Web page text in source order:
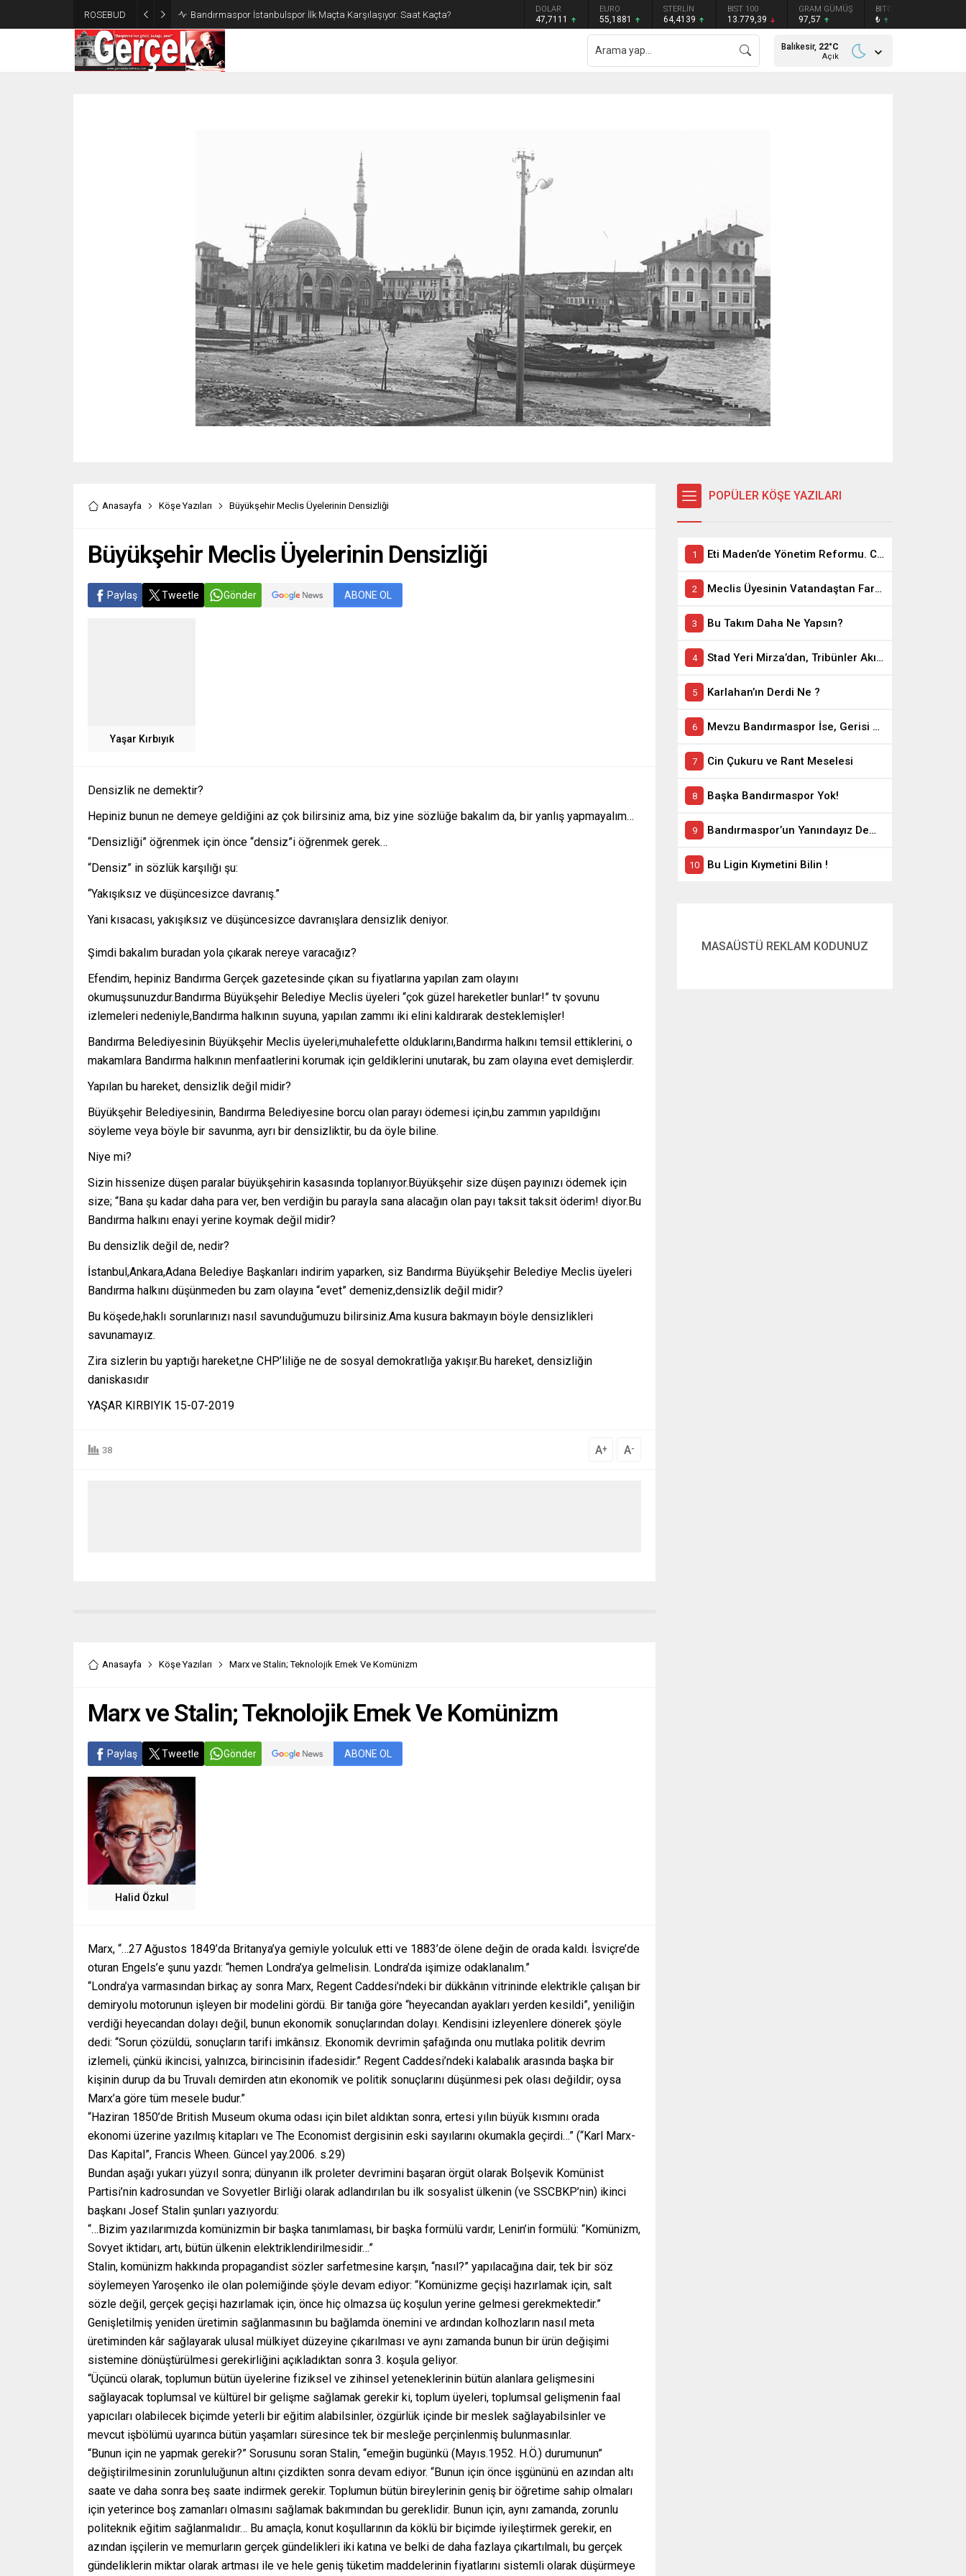
ROSEBUD Bandırmaspor İstanbulspor İlk Maçta Karşılaşıyor. Saat Kaçta? DOLAR
47,7111
EURO
55,1881
STERLİN
64,4139
BIST 100
13.779,39
GRAM GÜMÜŞ
97,57
BITCOIN
₺
Balıkesir, 22°C
Açık
Anasayfa Köşe Yazıları Büyükşehir Meclis Üyelerinin Densizliği
Büyükşehir Meclis Üyelerinin Densizliği
Paylaş Tweetle Gönder ABONE OL
Yaşar Kırbıyık
Densizlik ne demektir?
Hepiniz bunun ne demeye geldiğini az çok bilirsiniz ama, biz yine sözlüğe bakalım da, bir yanlış yapmayalım…
“Densizliği” öğrenmek için önce “densiz”i öğrenmek gerek…
“Densiz” in sözlük karşılığı şu:
“Yakışıksız ve düşüncesizce davranış.”
Yani kısacası, yakışıksız ve düşüncesizce davranışlara densizlik deniyor.
Şimdi bakalım buradan yola çıkarak nereye varacağız?
Efendim, hepiniz Bandırma Gerçek gazetesinde çıkan su fiyatlarına yapılan zam olayını
okumuşsunuzdur.Bandırma Büyükşehir Belediye Meclis üyeleri “çok güzel hareketler bunlar!” tv şovunu
izlemeleri nedeniyle,Bandırma halkının suyuna, yapılan zammı iki elini kaldırarak desteklemişler!
Bandırma Belediyesinin Büyükşehir Meclis üyeleri,muhalefette olduklarını,Bandırma halkını temsil ettiklerini, o
makamlara Bandırma halkının menfaatlerini korumak için geldiklerini unutarak, bu zam olayına evet demişlerdir.
Yapılan bu hareket, densizlik değil midir?
Büyükşehir Belediyesinin, Bandırma Belediyesine borcu olan parayı ödemesi için,bu zammın yapıldığını
söyleme veya böyle bir savunma, ayrı bir densizliktir, bu da öyle biline.
Niye mi?
Sizin hissenize düşen paralar büyükşehirin kasasında toplanıyor.Büyükşehir size düşen payınızı ödemek için
size; “Bana şu kadar daha para ver, ben verdiğin bu parayla sana alacağın olan payı taksit taksit öderim! diyor.Bu
Bandırma halkını enayi yerine koymak değil midir?
Bu densizlik değil de, nedir?
İstanbul,Ankara,Adana Belediye Başkanları indirim yaparken, siz Bandırma Büyükşehir Belediye Meclis üyeleri
Bandırma halkını düşünmeden bu zam olayına “evet” demeniz,densizlik değil midir?
Bu köşede,haklı sorunlarınızı nasıl savunduğumuzu bilirsiniz.Ama kusura bakmayın böyle densizlikleri
savunamayız.
Zira sizlerin bu yaptığı hareket,ne CHP’liliğe ne de sosyal demokratlığa yakışır.Bu hareket, densizliğin
daniskasıdır
YAŞAR KIRBIYIK 15-07-2019
38 A+ A-
Anasayfa Köşe Yazıları Marx ve Stalin; Teknolojik Emek Ve Komünizm
Marx ve Stalin; Teknolojik Emek Ve Komünizm
Paylaş Tweetle Gönder ABONE OL
Halid Özkul
Marx, “…27 Ağustos 1849’da Britanya’ya gemiyle yolculuk etti ve 1883’de ölene değin de orada kaldı. İsviçre’de
oturan Engels’e şunu yazdı: “hemen Londra’ya gelmelisin. Londra’da işimize odaklanalım.”
“Londra’ya varmasından birkaç ay sonra Marx, Regent Caddesi’ndeki bir dükkânın vitrininde elektrikle çalışan bir
demiryolu motorunun işleyen bir modelini gördü. Bir tanığa göre “heyecandan ayakları yerden kesildi”, yeniliğin
verdiği heyecandan dolayı değil, bunun ekonomik sonuçlarından dolayı. Kendisini izleyenlere dönerek şöyle
dedi: “Sorun çözüldü, sonuçların tarifi imkânsız. Ekonomik devrimin şafağında onu mutlaka politik devrim
izlemeli, çünkü ikincisi, yalnızca, birincisinin ifadesidir.” Regent Caddesi’ndeki kalabalık arasında başka bir
kişinin durup da bu Truvalı demirden atın ekonomik ve politik sonuçlarını düşünmesi pek olası değildir; oysa
Marx’a göre tüm mesele budur.”
“Haziran 1850’de British Museum okuma odası için bilet aldıktan sonra, ertesi yılın büyük kısmını orada
ekonomi üzerine yazılmış kitapları ve The Economist dergisinin eski sayılarını okumakla geçirdi…” (“Karl Marx-
Das Kapital”, Francis Wheen. Güncel yay.2006. s.29)
Bundan aşağı yukarı yüzyıl sonra; dünyanın ilk proleter devrimini başaran örgüt olarak Bolşevik Komünist
Partisi’nin kadrosundan ve Sovyetler Birliği olarak adlandırılan bu ilk sosyalist ülkenin (ve SSCBKP’nin) ikinci
başkanı Josef Stalin şunları yazıyordu:
“…Bizim yazılarımızda komünizmin bir başka tanımlaması, bir başka formülü vardır, Lenin’in formülü: “Komünizm,
Sovyet iktidarı, artı, bütün ülkenin elektriklendirilmesidir…”
Stalin, komünizm hakkında propagandist sözler sarfetmesine karşın, “nasıl?” yapılacağına dair, tek bir söz
söylemeyen Yaroşenko ile olan polemiğinde şöyle devam ediyor: “Komünizme geçişi hazırlamak için, salt
sözle değil, gerçek geçişi hazırlamak için, önce hiç olmazsa üç koşulun yerine gelmesi gerekmektedir.”
Genişletilmiş yeniden üretimin sağlanmasının bu bağlamda önemini ve ardından kolhozların nasıl meta
üretiminden kâr sağlayarak ulusal mülkiyet düzeyine çıkarılması ve aynı zamanda bunun bir ürün değişimi
sistemine dönüştürülmesi gerekirliğini açıkladıktan sonra 3. koşula geliyor.
“Üçüncü olarak, toplumun bütün üyelerine fiziksel ve zihinsel yeteneklerinin bütün alanlara gelişmesini
sağlayacak toplumsal ve kültürel bir gelişme sağlamak gerekir ki, toplum üyeleri, toplumsal gelişmenin faal
yapıcıları olabilecek biçimde yeterli bir eğitim alabilsinler, özgürlük içinde bir meslek sağlayabilsinler ve
mevcut işbölümü uyarınca bütün yaşamları süresince tek bir mesleğe perçinlenmiş bulunmasınlar.
“Bunun için ne yapmak gerekir?” Sorusunu soran Stalin, “emeğin bugünkü (Mayıs.1952. H.Ö.) durumunun”
değiştirilmesinin zorunluluğunun altını çizdikten sonra devam ediyor. “Bunun için önce işgününü en azından altı
saate ve daha sonra beş saate indirmek gerekir. Toplumun bütün bireylerinin geniş bir öğretime sahip olmaları
için yeterince boş zamanları olmasını sağlamak bakımından bu gereklidir. Bunun için, aynı zamanda, zorunlu
politeknik eğitim sağlanmalıdır… Bu amaçla, konut koşullarının da köklü bir biçimde iyileştirmek gerekir, en
azından işçilerin ve memurların gerçek gündelikleri iki katına ve belki de daha fazlaya çıkartılmalı, bu gerçek
gündeliklerin miktar olarak artması ile ve hele geniş tüketim maddelerinin fiyatlarını sistemli olarak düşürmeye
POPÜLER KÖŞE YAZILARI
Eti Maden’de Yönetim Reformu. CEO Modeli’nde Kadro / Taşeron İşçilik Ayrımı Kalkıyor
Meclis Üyesinin Vatandaştan Farkı Ne ?
Bu Takım Daha Ne Yapsın?
Stad Yeri Mirza’dan, Tribünler Akın’dan: Geriye Bakanlık Kaldı.
Karlahan’ın Derdi Ne ?
Mevzu Bandırmaspor İse, Gerisi Teferruattır
Cin Çukuru ve Rant Meselesi
Başka Bandırmaspor Yok!
Bandırmaspor’un Yanındayız Demekle Olmuyor!
Bu Ligin Kıymetini Bilin !
MASAÜSTÜ REKLAM KODUNUZ